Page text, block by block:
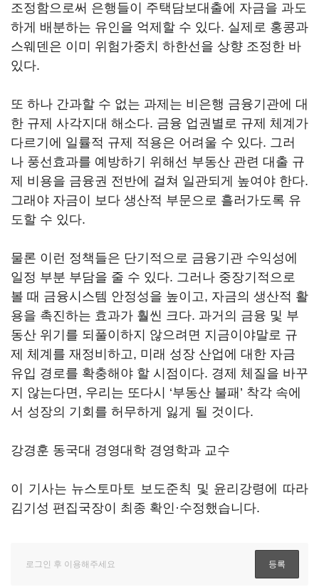
조정함으로써 은행들이 주택담보대출에 자금을 과도
하게 배분하는 유인을 억제할 수 있다. 실제로 홍콩과
스웨덴은 이미 위험가중치 하한선을 상향 조정한 바
있다.
또 하나 간과할 수 없는 과제는 비은행 금융기관에 대
한 규제 사각지대 해소다. 금융 업권별로 규제 체계가
다르기에 일률적 규제 적용은 어려울 수 있다. 그러
나 풍선효과를 예방하기 위해선 부동산 관련 대출 규
제 비용을 금융권 전반에 걸쳐 일관되게 높여야 한다.
그래야 자금이 보다 생산적 부문으로 흘러가도록 유
도할 수 있다.
물론 이런 정책들은 단기적으로 금융기관 수익성에
일정 부분 부담을 줄 수 있다. 그러나 중장기적으로
볼 때 금융시스템 안정성을 높이고, 자금의 생산적 활
용을 촉진하는 효과가 훨씬 크다. 과거의 금융 및 부
동산 위기를 되풀이하지 않으려면 지금이야말로 규
제 체계를 재정비하고, 미래 성장 산업에 대한 자금
유입 경로를 확충해야 할 시점이다. 경제 체질을 바꾸
지 않는다면, 우리는 또다시 ‘부동산 불패’ 착각 속에
서 성장의 기회를 허무하게 잃게 될 것이다.
강경훈 동국대 경영대학 경영학과 교수
이 기사는 뉴스토마토 보도준칙 및 윤리강령에 따라
김기성 편집국장이 최종 확인·수정했습니다.